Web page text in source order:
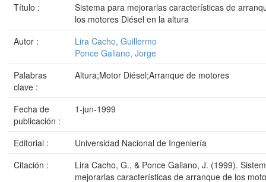
Título :
Sistema para mejorarlas características de
los motores Diésel en la altura
Autor :
Lira Cacho, Guillermo
Ponce Galiano, Jorge
Palabras
clave :
Altura;Motor Diésel;Arranque de motores
Fecha de
publicación :
1-jun-1999
Editorial :
Universidad Nacional de Ingeniería
Citación :
Lira Cacho, G., & Ponce Galiano, J. (1999).
mejorarlas características de arranque de los